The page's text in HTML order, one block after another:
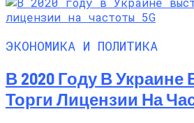
ЭКОНОМИКА И ПОЛИТИКА
В 2020 Году В Украине
Торги Лицензии На